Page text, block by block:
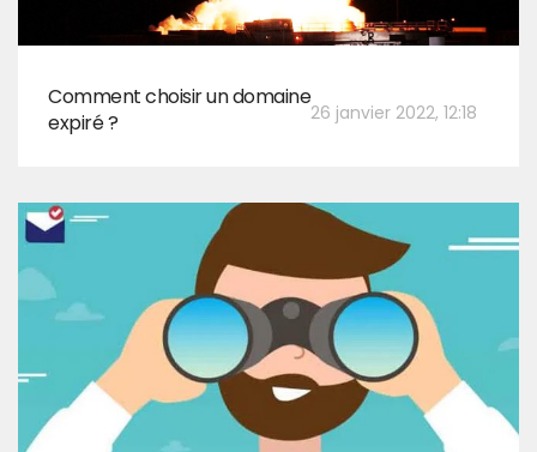
26 janvier 2022, 12:18
Comment choisir un domaine
expiré ?